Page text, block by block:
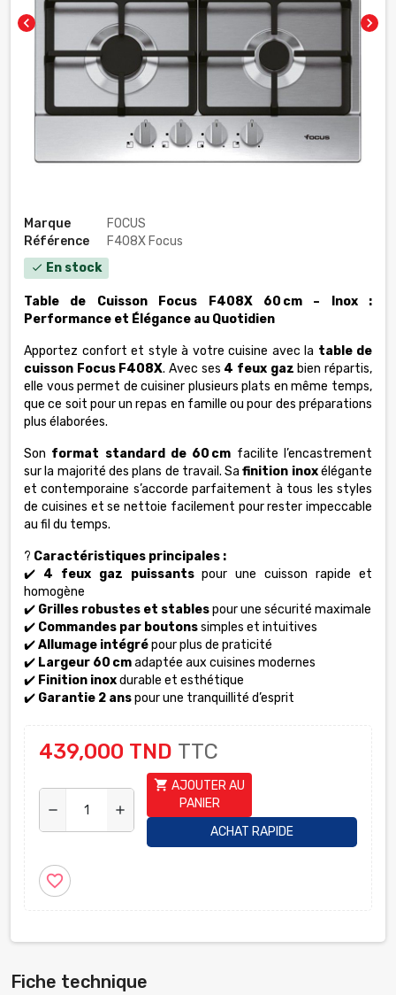
chevron_left chevron_right
Marque
FOCUS
Référence
F408X Focus
check En stock
Table de Cuisson Focus F408X 60 cm – Inox :
Performance et Élégance au Quotidien
Apportez confort et style à votre cuisine avec la table de
cuisson Focus F408X. Avec ses 4 feux gaz bien répartis,
elle vous permet de cuisiner plusieurs plats en même temps,
que ce soit pour un repas en famille ou pour des préparations
plus élaborées.
Son format standard de 60 cm facilite l’encastrement
sur la majorité des plans de travail. Safinition inoxélégante
et contemporaine s’accorde parfaitement à tous les styles
de cuisines et se nettoie facilement pour rester impeccable
au fil du temps.
? Caractéristiques principales :
✔️ 4 feux gaz puissantspour une cuisson rapide et
homogène
✔️ Grilles robustes et stablespour une sécurité maximale
✔️ Commandes par boutonssimples et intuitives
✔️Allumage intégrépour plus de praticité
✔️ Largeur 60 cmadaptée aux cuisines modernes
✔️ Finition inoxdurable et esthétique
✔️ Garantie 2 anspour une tranquillité d’esprit
439,000 TND TTC
remove add
shopping_cart AJOUTER AU
PANIER
ACHAT RAPIDE
favorite_border
Fiche technique